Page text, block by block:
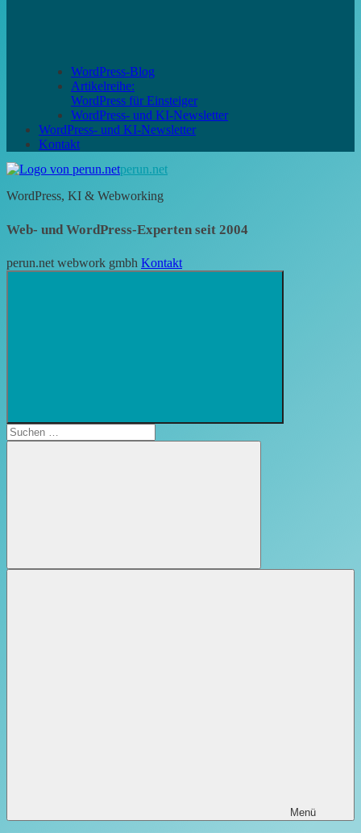
WordPress-Blog
Artikelreihe:
WordPress für Einsteiger
WordPress- und KI-Newsletter
WordPress- und KI-Newsletter
Kontakt
perun.net
WordPress, KI & Webworking
Web- und WordPress-Experten seit 2004
perun.net webwork gmbh Kontakt
öffnen
Suchen
nach:
Suchen
Menü